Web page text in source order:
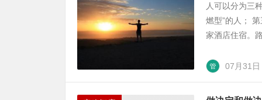
人可以分为三
燃型”的人；
家酒店住宿。
07月31日